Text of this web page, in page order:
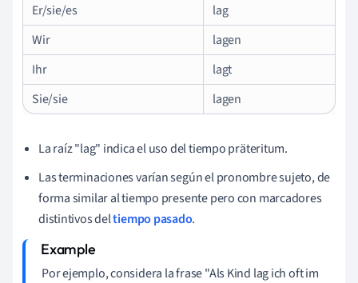
Er/sie/es
lag
Wir
lagen
Ihr
lagt
Sie/sie
lagen
La raíz "lag" indica el uso del tiempo präteritum.
Las terminaciones varían según el pronombre sujeto, de
forma similar al tiempo presente pero con marcadores
distintivos deltiempo pasado.
Por ejemplo, considera la frase "Als Kind lag ich oft im